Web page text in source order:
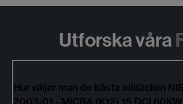
Utforska våra
Hur väljer man de bästa bildäcken
2003-01 - MICRA (K12) 15 DCI 60KW